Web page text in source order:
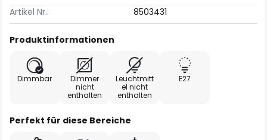
Artikel Nr.:
8503431
Produktinformationen
Dimmbar
Dimmer
nicht
enthalten
Leuchtmitt
el nicht
enthalten
E27
Perfekt für diese Bereiche